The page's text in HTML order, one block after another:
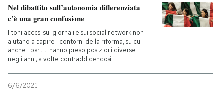
Sport
Mondiali calcio 2026
PODCAST
NEWSLETTER
Nel dibattito sull’autonomia differenziata
c’è una gran confusione
I toni accesi sui giornali e sui social network non
aiutano a capire i contorni della riforma, su cui
anche i partiti hanno preso posizioni diverse
negli anni, a volte contraddicendosi
6/6/2023